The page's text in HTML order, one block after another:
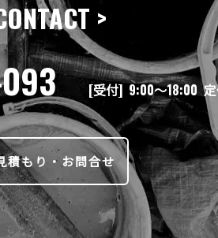
>
[受付] 9:00〜18:00
積もり・お問合せ